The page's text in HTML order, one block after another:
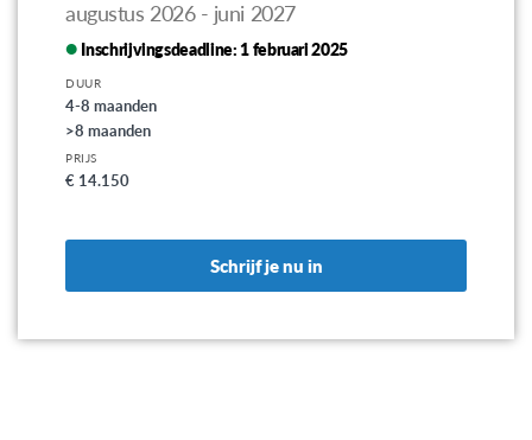
augustus 2026 - juni 2027
Inschrijvingsdeadline: 1 februari 2025
DUUR
4-8 maanden
>8 maanden
PRIJS
€ 14.150
Schrijf je nu in